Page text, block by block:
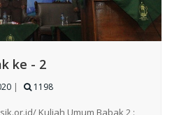
ke - 2
| 1198
Kuliah Umum Babak 2 :